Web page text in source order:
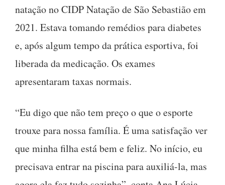
natação no CIDP Natação de São Sebastião em
2021. Estava tomando remédios para diabetes
e, após algum tempo da prática esportiva, foi
liberada da medicação. Os exames
apresentaram taxas normais.
“Eu digo que não tem preço o que o esporte
trouxe para nossa família. É uma satisfação ver
que minha filha está bem e feliz. No início, eu
precisava entrar na piscina para auxiliá-la, mas